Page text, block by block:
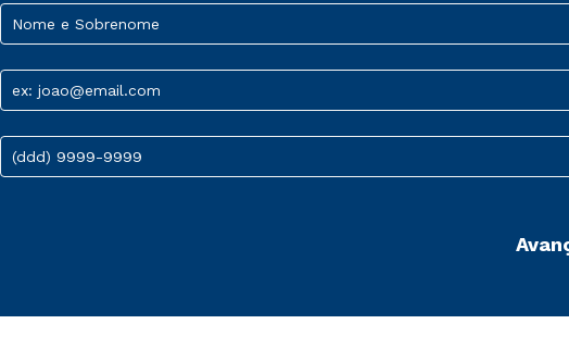
Nome e Sobrenome
ex: joao@email.com
(ddd) 9999-9999